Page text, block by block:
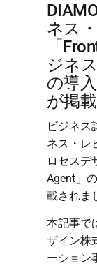
ネス
「
ジネ
の導
が掲
ビジネス
ネス・レ
ロセスデ
Agent」
載されま
本記事で
ザイン株
ーション